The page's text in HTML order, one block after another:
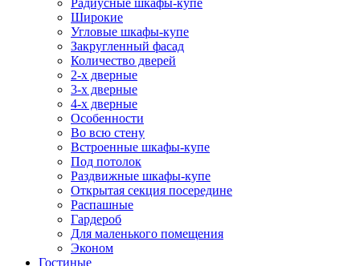
Радиусные шкафы-купе
Широкие
Угловые шкафы-купе
Закругленный фасад
Количество дверей
2-х дверные
3-х дверные
4-х дверные
Особенности
Во всю стену
Встроенные шкафы-купе
Под потолок
Раздвижные шкафы-купе
Открытая секция посередине
Распашные
Гардероб
Для маленького помещения
Эконом
Гостиные